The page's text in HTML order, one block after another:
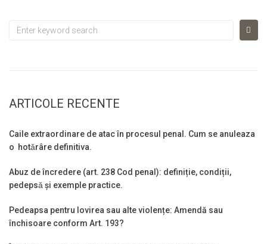
Search
ARTICOLE RECENTE
Caile extraordinare de atac în procesul penal. Cum se anuleaza
o hotǎrâre definitiva.
Abuz de încredere (art. 238 Cod penal): definiție, condiții,
pedepsǎ și exemple practice.
Pedeapsa pentru lovirea sau alte violențe: Amendă sau
închisoare conform Art. 193?